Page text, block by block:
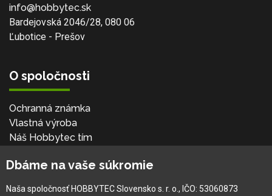
info@hobbytec.sk
Bardejovská 2046/28, 080 06
Ľubotice - Prešov
O spoločnosti
Ochranná známka
Vlastná výroba
Náš Hobbytec tím
Naša história
Dbáme na vaše súkromie
Naša spoločnosť HOBBYTEC Slovensko s. r. o., IČO: 53060873